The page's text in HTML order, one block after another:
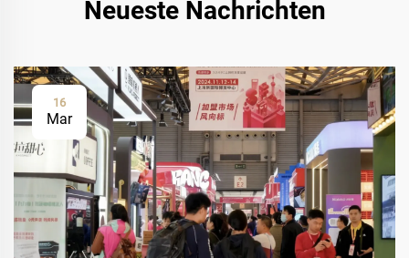
Neueste Nachrichten
16
Mar